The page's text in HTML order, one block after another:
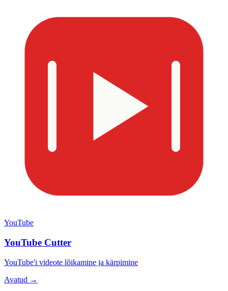
YouTube
YouTube Cutter
YouTube'i videote lõikamine ja kärpimine
Avatud →